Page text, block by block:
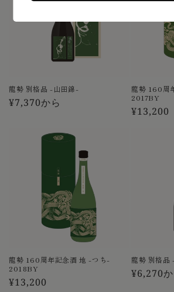
龍勢 別格品 -山田錦-
通
¥7,370から
龍勢 160周
2017BY
通
¥13,200
龍勢 160周年記念酒 地 -つち-
2018BY
通
¥13,200
龍勢 別格品
通
¥6,270か